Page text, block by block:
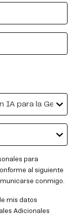
para
al siguiente
conmigo.
mis datos
Adicionales